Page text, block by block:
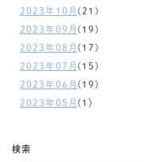
2023年10月 (21)
2023年09月 (19)
2023年08月 (17)
2023年07月 (15)
2023年06月 (19)
2023年05月 (1)
検索